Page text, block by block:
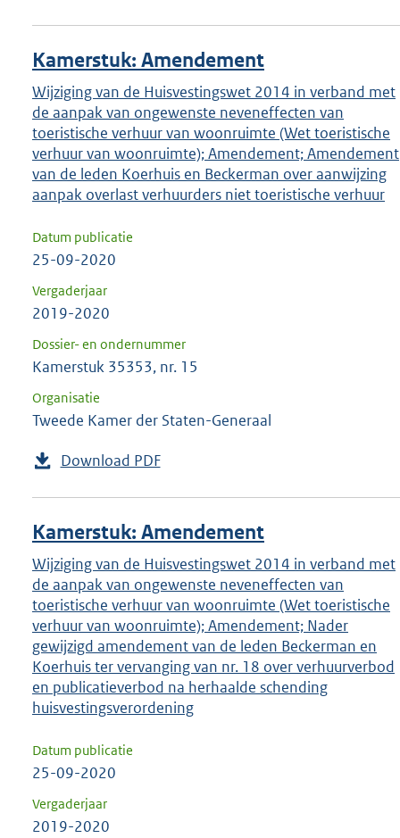
Kamerstuk: Amendement
Wijziging van de Huisvestingswet 2014 in verband met
de aanpak van ongewenste neveneffecten van
toeristische verhuur van woonruimte (Wet toeristische
verhuur van woonruimte); Amendement; Amendement
van de leden Koerhuis en Beckerman over aanwijzing
aanpak overlast verhuurders niet toeristische verhuur
Datum publicatie
25-09-2020
Vergaderjaar
2019-2020
Dossier- en ondernummer
Kamerstuk 35353, nr. 15
Organisatie
Tweede Kamer der Staten-Generaal
Download PDF
Kamerstuk: Amendement
Wijziging van de Huisvestingswet 2014 in verband met
de aanpak van ongewenste neveneffecten van
toeristische verhuur van woonruimte (Wet toeristische
verhuur van woonruimte); Amendement; Nader
gewijzigd amendement van de leden Beckerman en
Koerhuis ter vervanging van nr. 18 over verhuurverbod
en publicatieverbod na herhaalde schending
huisvestingsverordening
Datum publicatie
25-09-2020
Vergaderjaar
2019-2020